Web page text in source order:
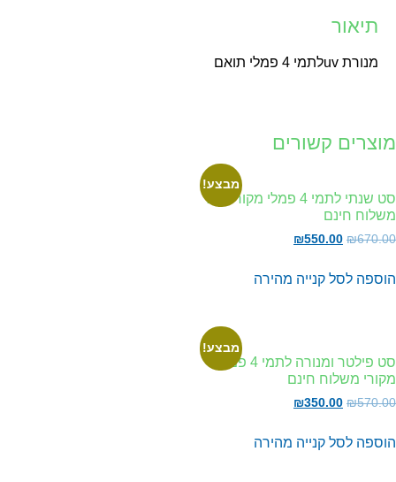
תיאור
מנורת uvלתמי 4 פמלי תואם
קשורים
מבצע!
סט שנתי לתמי 4 פמלי מקורי מייז
חינם
₪
₪550.00
לסל קנייה מהירה
מבצע!
סט פילטר ומנורה לתמי 4 פמלי
משלוח חינם
₪
₪350.00
לסל קנייה מהירה